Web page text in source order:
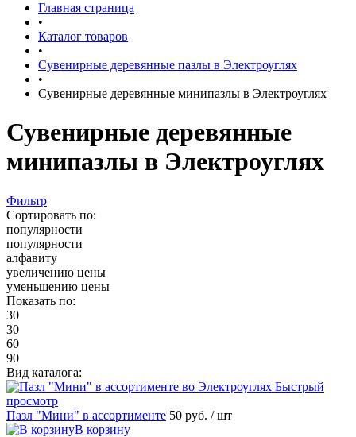
Главная страница
•
Каталог товаров
•
Сувенирные деревянные пазлы в Электроуглях
•
Сувенирные деревянные минипазлы в Электроуглях
Сувенирные деревянные
минипазлы в Электроуглях
Фильтр
Сортировать по:
популярности
популярности
алфавиту
увеличению цены
уменьшению цены
Показать по:
30
30
60
90
Вид каталога:
Быстрый
просмотр
Пазл "Мини" в ассортименте 50 руб. / шт
В корзину